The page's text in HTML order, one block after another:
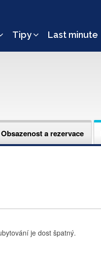
Tipy Last minute
Obsazenost a rezervace
je dost špatný.